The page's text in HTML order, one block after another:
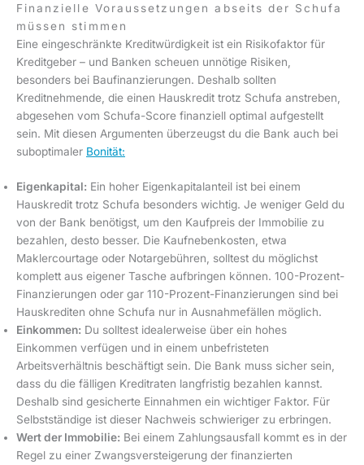
Finanzielle Voraussetzungen abseits der Schufa
müssen stimmen
Eine eingeschränkte Kreditwürdigkeit ist ein Risikofaktor für
Kreditgeber – und Banken scheuen unnötige Risiken,
besonders bei Baufinanzierungen. Deshalb sollten
Kreditnehmende, die einen Hauskredit trotz Schufa anstreben,
abgesehen vom Schufa-Score finanziell optimal aufgestellt
sein. Mit diesen Argumenten überzeugst du die Bank auch bei
suboptimaler Bonität:
Eigenkapital: Ein hoher Eigenkapitalanteil ist bei einem
Hauskredit trotz Schufa besonders wichtig. Je weniger Geld du
von der Bank benötigst, um den Kaufpreis der Immobilie zu
bezahlen, desto besser. Die Kaufnebenkosten, etwa
Maklercourtage oder Notargebühren, solltest du möglichst
komplett aus eigener Tasche aufbringen können. 100-Prozent-
Finanzierungen oder gar 110-Prozent-Finanzierungen sind bei
Hauskrediten ohne Schufa nur in Ausnahmefällen möglich.
Einkommen: Du solltest idealerweise über ein hohes
Einkommen verfügen und in einem unbefristeten
Arbeitsverhältnis beschäftigt sein. Die Bank muss sicher sein,
dass du die fälligen Kreditraten langfristig bezahlen kannst.
Deshalb sind gesicherte Einnahmen ein wichtiger Faktor. Für
Selbstständige ist dieser Nachweis schwieriger zu erbringen.
Wert der Immobilie: Bei einem Zahlungsausfall kommt es in der
Regel zu einer Zwangsversteigerung der finanzierten